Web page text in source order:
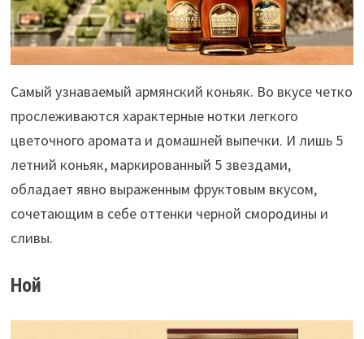
Самый узнаваемый армянский коньяк. Во вкусе четко
прослеживаются характерные нотки легкого
цветочного аромата и домашней выпечки. И лишь 5
летний коньяк, маркированный 5 звездами,
обладает явно выраженным фруктовым вкусом,
сочетающим в себе оттенки черной смородины и
сливы.
Ной